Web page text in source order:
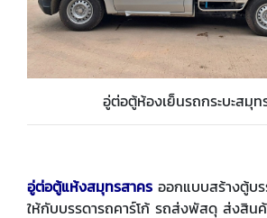
อู่ต่อตู้ห้องเย็นรถกระบะสมุท
อู่ต่อตู้แห้งสมุทรสาคร ออกแบบสร้างตู้บ
ให้กับบรรดารถคาร์โก้ รถส่งพัสดุ ส่งสินค้